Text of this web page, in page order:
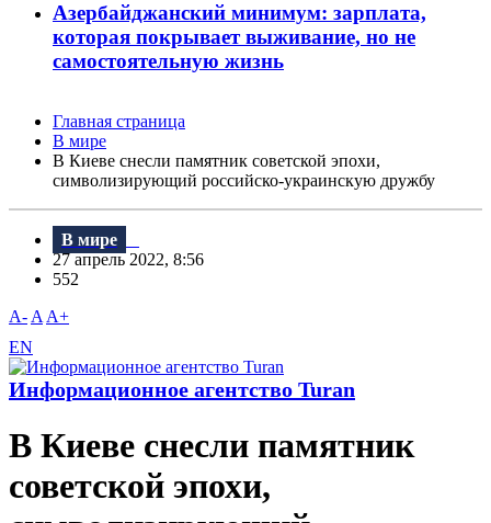
Азербайджанский минимум: зарплата,
которая покрывает выживание, но не
самостоятельную жизнь
Главная страница
В мире
В Киеве снесли памятник советской эпохи,
символизирующий российско-украинскую дружбу
В мире
27 апрель 2022, 8:56
552
A- A A+
EN
Информационное агентство Turan
В Киеве снесли памятник
советской эпохи,